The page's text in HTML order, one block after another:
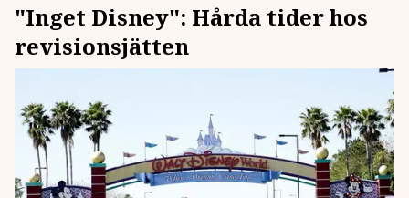
"Inget Disney": Hårda tider hos
revisionsjätten